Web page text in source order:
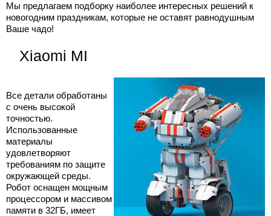
Мы предлагаем подборку наиболее интересных решений к
новогодним праздникам, которые не оставят равнодушным
Ваше чадо!
Xiaomi MI
Все детали обработаны
с очень высокой
точностью.
Использованные
материалы
удовлетворяют
требованиям по защите
окружающей среды.
Робот оснащен мощным
процессором и массивом
памяти в 32ГБ, имеет